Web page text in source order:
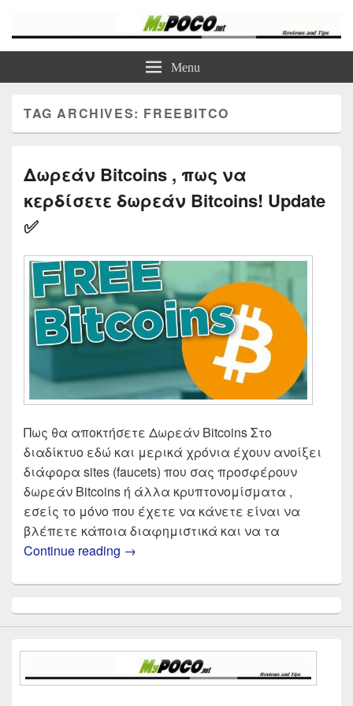
Τα καλύτερα Reviews , Συγκρίσεις , VPN , Webhosting
Menu
TAG ARCHIVES: FREEBITCO
Δωρεάν Bitcoins , πως να
κερδίσετε δωρεάν Bitcoins! Update
✅
Πως θα αποκτήσετε Δωρεάν Bitcoins Στο
διαδίκτυο εδώ και μερικά χρόνια έχουν ανοίξει
διάφορα sites (faucets) που σας προσφέρουν
δωρεάν Bitcoins ή άλλα κρυπτονομίσματα ,
εσείς το μόνο που έχετε να κάνετε είναι να
βλέπετε κάποια διαφημιστικά και να τα
Continue reading Δωρεάν Bitcoins , πως να κερδίσετε
→
Sidebar
Widget